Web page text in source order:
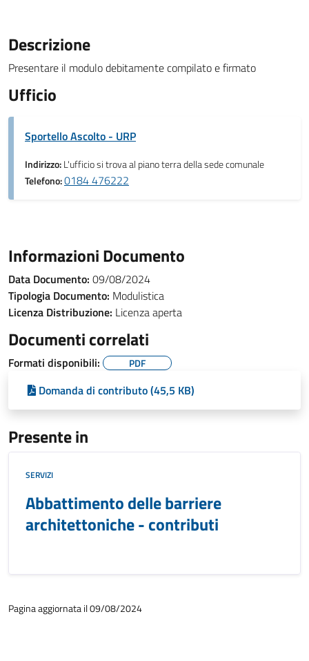
Descrizione
Presentare il modulo debitamente compilato e firmato
Ufficio
Sportello Ascolto - URP
Indirizzo:L'ufficio si trova al piano terra della sede comunale
Telefono:0184 476222
Informazioni Documento
Data Documento: 09/08/2024
Tipologia Documento: Modulistica
Licenza Distribuzione: Licenza aperta
Documenti correlati
Formati disponibili: PDF
Domanda di contributo (45,5 KB)
Presente in
SERVIZI
Abbattimento delle barriere
architettoniche - contributi
Pagina aggiornata il 09/08/2024